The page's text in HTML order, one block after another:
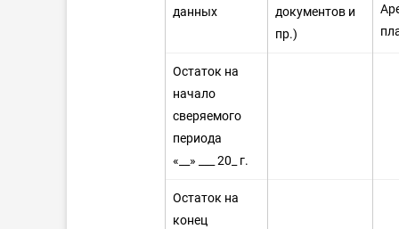
данных
документов и
пр.)
Остаток на
начало
сверяемого
периода
«__» ___ 20_ г.
Остаток на
конец